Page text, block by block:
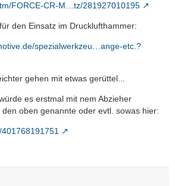
FORCE-CR-M…tz/281927010195
den Einsatz im Drucklufthammer:
spezialwerkzeu…ange-etc.?
gehen mit etwas gerüttel...
es erstmal mit nem Abzieher
oben genannte oder evtl. sowas hier: